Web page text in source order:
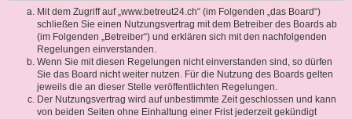
Mit dem Zugriff auf „www.betreut24.ch“ (im Folgenden „das Board“)
schließen Sie einen Nutzungsvertrag mit dem Betreiber des Boards ab
(im Folgenden „Betreiber“) und erklären sich mit den nachfolgenden
Regelungen einverstanden.
Wenn Sie mit diesen Regelungen nicht einverstanden sind, so dürfen
Sie das Board nicht weiter nutzen. Für die Nutzung des Boards gelten
jeweils die an dieser Stelle veröffentlichten Regelungen.
Der Nutzungsvertrag wird auf unbestimmte Zeit geschlossen und kann
von beiden Seiten ohne Einhaltung einer Frist jederzeit gekündigt